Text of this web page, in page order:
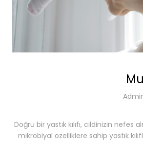
Doğru bir yastık kılıfı, cildinizin
mikrobiyal özelliklere sahip yastık